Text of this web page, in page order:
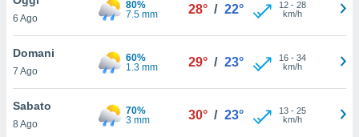
è
al sito
di
ci
di
6 Ago
80%
7.5 mm
28° / 22° 12- 28
km/h
Domani
7 Ago
60%
1.3 mm
29° / 23° 16- 34
km/h
Sabato
8 Ago
70%
3 mm
30° / 23° 13- 25
km/h